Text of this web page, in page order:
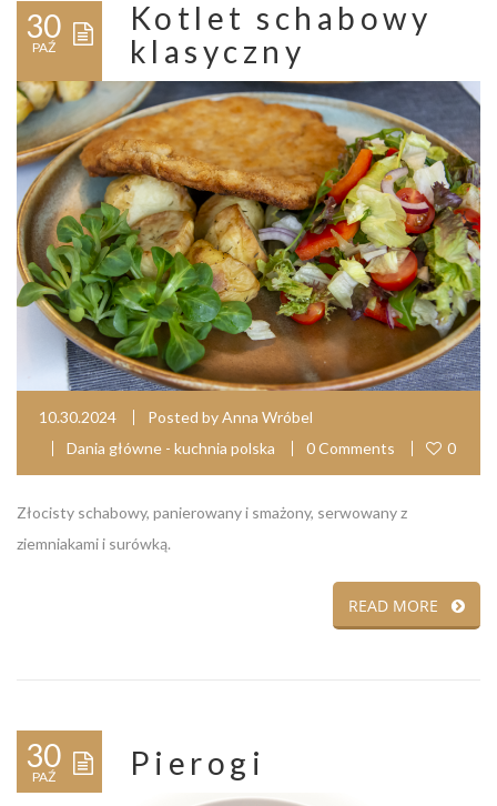
30
PAŹ
Kotlet schabowy
klasyczny
10.30.2024 Posted byAnna Wróbel
Dania główne - kuchnia polska
0 Comments 0
Złocisty schabowy, panierowany i smażony, serwowany z
ziemniakami i surówką.
READ MORE
30
PAŹ Pierogi